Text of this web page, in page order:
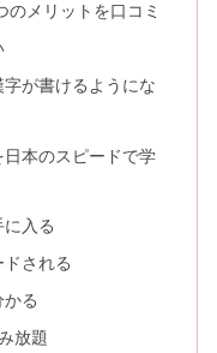
のメリットを口コミ
が書けるようにな
本のスピードで学
入る
される
る
放題